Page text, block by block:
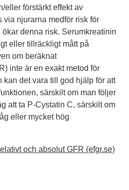
eller förstärkt effekt av
via njurarna medför risk för
denna risk. Serumkreatinin
eller tillräckligt mått på
om beräknat
inte är en exakt metod för
kan det vara till god hjälp för att
särskilt om man följer
att ta P-Cystatin C, särskilt om
eller mycket hög
och absolut GFR (efgr.se)